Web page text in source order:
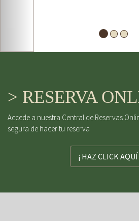
> RESERVA
Accede a nuestra Central de Reservas
segura de hacer tu reserva
¡ HAZ CLICK AQUÍ